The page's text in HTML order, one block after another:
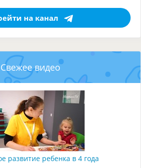
на канал
Свежее видео
развитие ребенка в 4 года